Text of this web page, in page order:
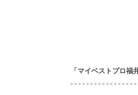
「マイベストプロ